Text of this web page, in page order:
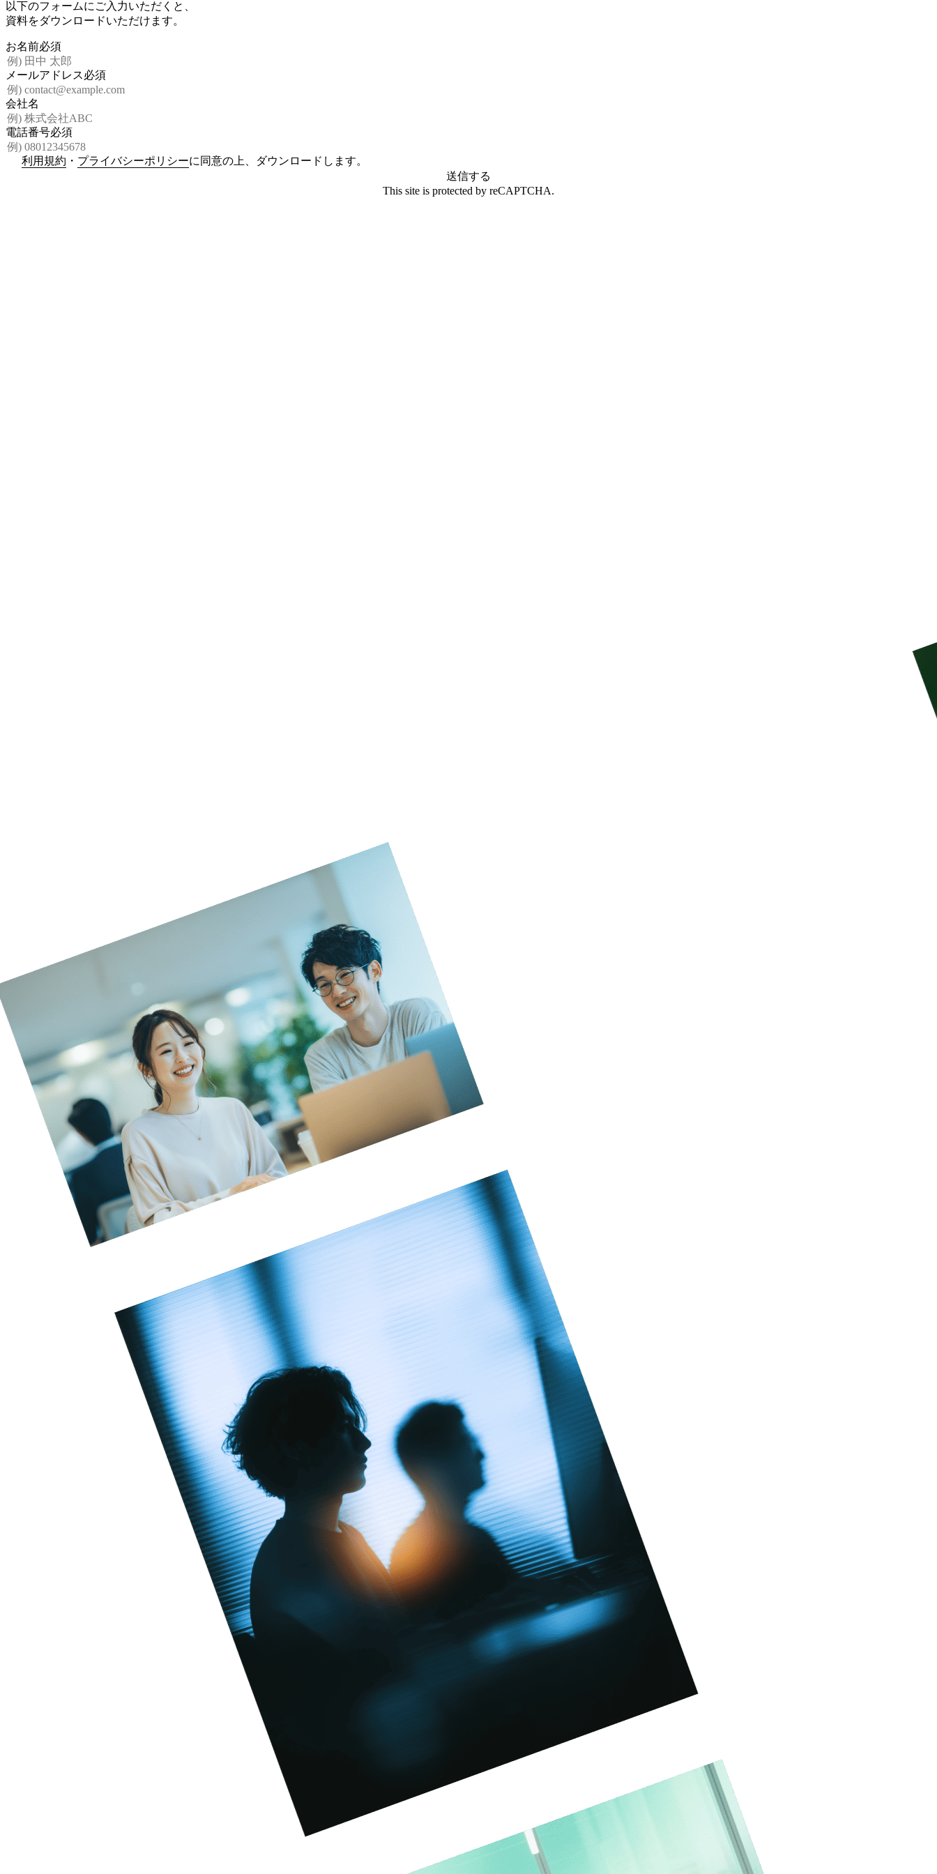
以下のフォームにご入力いただくと、
資料をダウンロードいただけます。
お名前必須
メールアドレス必須
会社名
電話番号必須
利用規約 ・ プライバシーポリシーに同意の上、ダウンロードします。
送信する
This site is protected by reCAPTCHA.